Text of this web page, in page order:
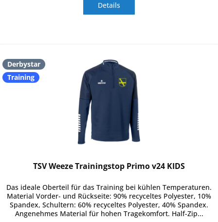
Details
Derbystar
Training
TSV Weeze Trainingstop Primo v24 KIDS
Das ideale Oberteil für das Training bei kühlen Temperaturen.
Material Vorder- und Rückseite: 90% recyceltes Polyester, 10%
Spandex, Schultern: 60% recyceltes Polyester, 40% Spandex.
Angenehmes Material für hohen Tragekomfort. Half-Zip...